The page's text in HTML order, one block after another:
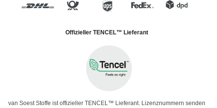
Offizieller TENCEL™ Lieferant
van Soest Stoffe ist offizieller TENCEL™ Lieferant. Lizenznummern senden